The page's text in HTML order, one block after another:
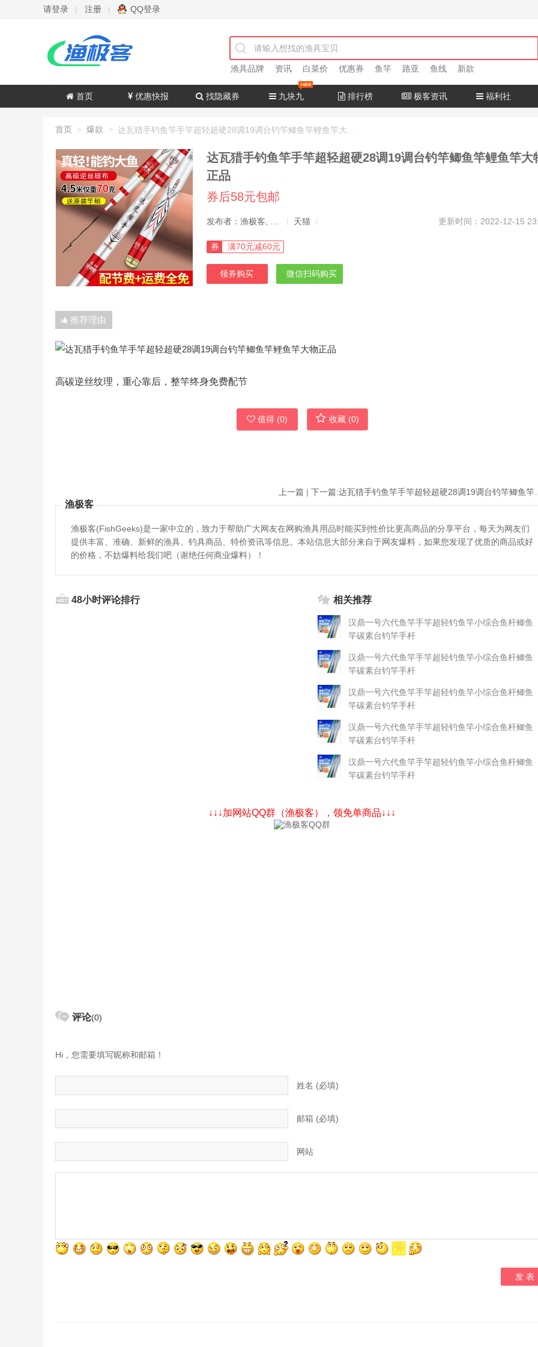
请登录 | 注册 | QQ登录
渔具品牌 资讯 白菜价 优惠券 鱼竿 路亚 鱼线 新款
首页 优惠快报 找隐藏券 九块九 排行榜 极客资讯 福利社
首页 > 爆款 >
达瓦猎手钓鱼竿手竿超轻超硬28调19调台钓竿鲫鱼竿鲤鱼竿大
正品
券后58元包邮
天猫 更新时间：2022-12-15
券 满70元减60元
领券购买 微信扫码购买
推荐理由
高碳逆丝纹理，重心靠后，整竿终身免费配节
值得 (0) 收藏 (0)
上一篇 | 下一篇:
渔极客
渔极客(FishGeeks)是一家中立的，致力于帮助广大网友在网购渔具用品时能买到性价比更高商品的分享平台，每天为网友们
提供丰富、准确、新鲜的渔具、钓具商品、特价资讯等信息。本站信息大部分来自于网友爆料，如果您发现了优质的商品或好
的价格，不妨爆料给我们吧（谢绝任何商业爆料）！
48小时评论排行 相关推荐
汉鼎一号六代鱼竿手竿超轻钓鱼竿小综合鱼杆鲫鱼
竿碳素台钓竿手杆
汉鼎一号六代鱼竿手竿超轻钓鱼竿小综合鱼杆鲫鱼
竿碳素台钓竿手杆
汉鼎一号六代鱼竿手竿超轻钓鱼竿小综合鱼杆鲫鱼
竿碳素台钓竿手杆
汉鼎一号六代鱼竿手竿超轻钓鱼竿小综合鱼杆鲫鱼
竿碳素台钓竿手杆
汉鼎一号六代鱼竿手竿超轻钓鱼竿小综合鱼杆鲫鱼
竿碳素台钓竿手杆
↓↓↓加网站QQ群（渔极客），领免单商品↓↓↓
评论(0)
Hi，您需要填写昵称和邮箱！
姓名 (必填)
邮箱 (必填)
网站